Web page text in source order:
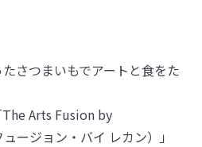
さつまいもでアートと食をた
Arts Fusion by
ージョン・バイ レカン）」